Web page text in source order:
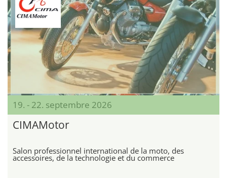
19. - 22. septembre 2026
CIMAMotor
Salon professionnel international de la moto, des
accessoires, de la technologie et du commerce